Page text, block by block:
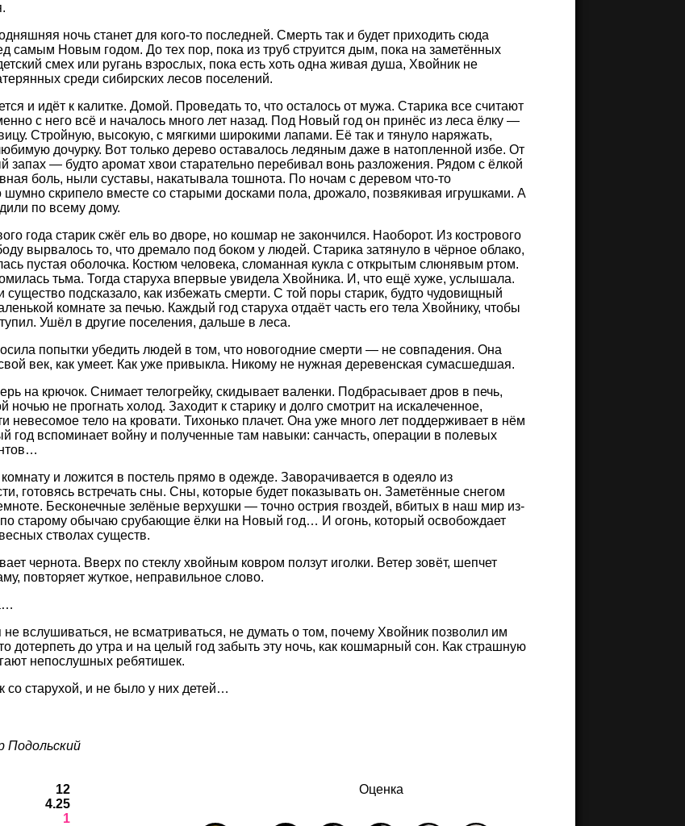
ночь станет для кого-то последней. Смерть так и будет приходить сюда
самым Новым годом. До тех пор, пока из труб струится дым, пока на заметённых
смех или ругань взрослых, пока есть хоть одна живая душа, Хвойник не
среди сибирских лесов поселений.
и идёт к калитке. Домой. Проведать то, что осталось от мужа. Старика все считают
с него всё и началось много лет назад. Под Новый год он принёс из леса ёлку —
Стройную, высокую, с мягкими широкими лапами. Её так и тянуло наряжать,
дочурку. Вот только дерево оставалось ледяным даже в натопленной избе. От
запах — будто аромат хвои старательно перебивал вонь разложения. Рядом с ёлкой
боль, ныли суставы, накатывала тошнота. По ночам с деревом что-то
шумно скрипело вместе со старыми досками пола, дрожало, позвякивая игрушками. А
по всему дому.
года старик сжёг ель во дворе, но кошмар не закончился. Наоборот. Из кострового
вырвалось то, что дремало под боком у людей. Старика затянуло в чёрное облако,
пустая оболочка. Костюм человека, сломанная кукла с открытым слюнявым ртом.
тьма. Тогда старуха впервые увидела Хвойника. И, что ещё хуже, услышала.
существо подсказало, как избежать смерти. С той поры старик, будто чудовищный
комнате за печью. Каждый год старуха отдаёт часть его тела Хвойнику, чтобы
Ушёл в другие поселения, дальше в леса.
попытки убедить людей в том, что новогодние смерти — не совпадения. Она
век, как умеет. Как уже привыкла. Никому не нужная деревенская сумасшедшая.
на крючок. Снимает телогрейку, скидывает валенки. Подбрасывает дров в печь,
ночью не прогнать холод. Заходит к старику и долго смотрит на искалеченное,
невесомое тело на кровати. Тихонько плачет. Она уже много лет поддерживает в нём
год вспоминает войну и полученные там навыки: санчасть, операции в полевых
и ложится в постель прямо в одежде. Заворачивается в одеяло из
готовясь встречать сны. Сны, которые будет показывать он. Заметённые снегом
Бесконечные зелёные верхушки — точно острия гвоздей, вбитых в наш мир из-
старому обычаю срубающие ёлки на Новый год… И огонь, который освобождает
стволах существ.
чернота. Вверх по стеклу хвойным ковром ползут иголки. Ветер зовёт, шепчет
повторяет жуткое, неправильное слово.
не вслушиваться, не всматриваться, не думать о том, почему Хвойник позволил им
дотерпеть до утра и на целый год забыть эту ночь, как кошмарный сон. Как страшную
непослушных ребятишек.
со старухой, и не было у них детей…
Подольский
12
4.25
1
Оценка